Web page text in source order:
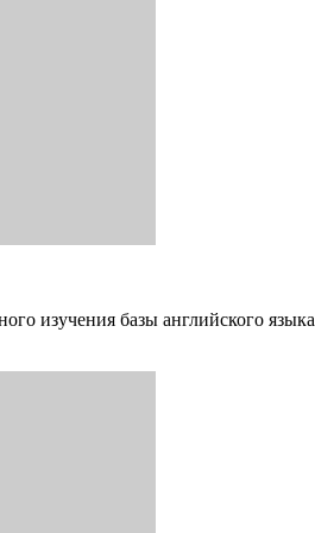
изучения базы английского языка